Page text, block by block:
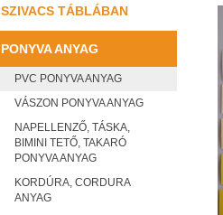
SZIVACS TÁBLÁBAN
PONYVA ANYAG
PVC PONYVA ANYAG
VÁSZON PONYVA ANYAG
NAPELLENZŐ, TÁSKA,
BIMINI TETŐ, TAKARÓ
PONYVA ANYAG
KORDÚRA, CORDURA
ANYAG